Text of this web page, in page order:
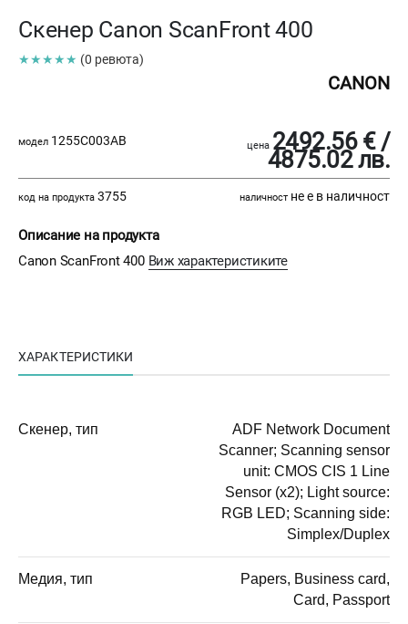
Скенер Canon ScanFront 400
★★★★★ (0 ревюта)
CANON
модел 1255C003AB цена 2492.56 € /
4875.02 лв.
код на продукта 3755 наличност не е в наличност
Описание на продукта
Canon ScanFront 400 Виж характеристиките
ХАРАКТЕРИСТИКИ
Скенер, тип
ADF Network Document
Scanner; Scanning sensor
unit: CMOS CIS 1 Line
Sensor (x2); Light source:
RGB LED; Scanning side:
Simplex/Duplex
Медия, тип
Papers, Business card,
Card, Passport